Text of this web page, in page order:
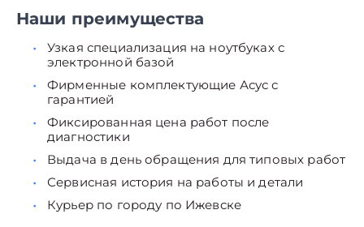
Наши преимущества
Узкая специализация на ноутбуках с
электронной базой
Фирменные комплектующие Асус с
гарантией
Фиксированная цена работ после
диагностики
Выдача в день обращения для типовых работ
Сервисная история на работы и детали
Курьер по городу по Ижевске